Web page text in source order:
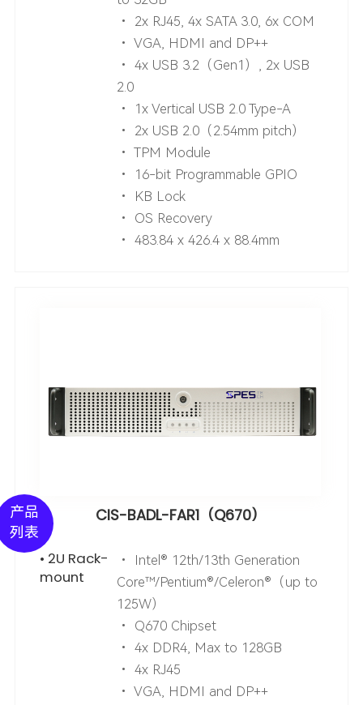
• 2x RJ45, 4x SATA 3.0, 6x COM
• VGA, HDMI and DP++
• 4x USB 3.2（Gen1）, 2x USB
2.0
• 1x Vertical USB 2.0 Type-A
• 2x USB 2.0（2.54mm pitch）
• TPM Module
• 16-bit Programmable GPIO
• KB Lock
• OS Recovery
• 483.84 x 426.4 x 88.4mm
CIS-BADL-FAR1（Q670）
• 2U Rack-
mount
• Intel® 12th/13th Generation
Core™/Pentium®/Celeron®（up to
125W）
• Q670 Chipset
• 4x DDR4, Max to 128GB
• 4x RJ45
• VGA, HDMI and DP++
产品
列表